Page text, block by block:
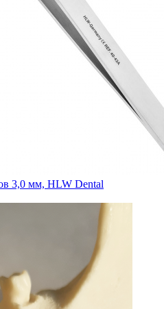
3,0 мм, HLW Dental